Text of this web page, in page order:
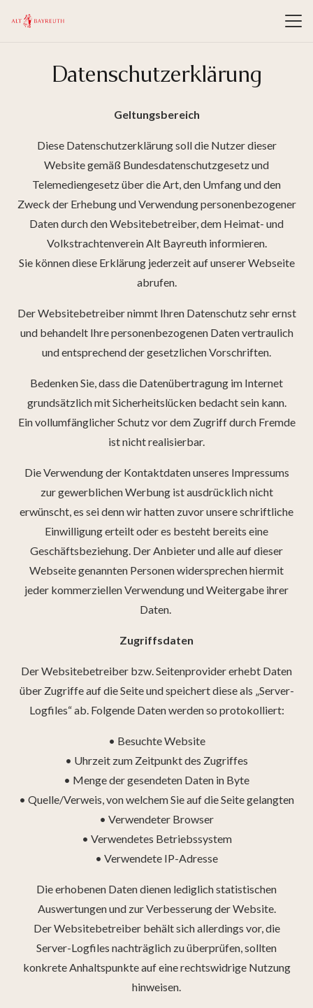
Datenschutzerklärung
Geltungsbereich
Diese Datenschutzerklärung soll die Nutzer dieser
Website gemäß Bundesdatenschutzgesetz und
Telemediengesetz über die Art, den Umfang und den
Zweck der Erhebung und Verwendung personenbezogener
Daten durch den Websitebetreiber, dem Heimat- und
Volkstrachtenverein Alt Bayreuth informieren.
Sie können diese Erklärung jederzeit auf unserer Webseite
abrufen.
Der Websitebetreiber nimmt Ihren Datenschutz sehr ernst
und behandelt Ihre personenbezogenen Daten vertraulich
und entsprechend der gesetzlichen Vorschriften.
Bedenken Sie, dass die Datenübertragung im Internet
grundsätzlich mit Sicherheitslücken bedacht sein kann.
Ein vollumfänglicher Schutz vor dem Zugriff durch Fremde
ist nicht realisierbar.
Die Verwendung der Kontaktdaten unseres Impressums
zur gewerblichen Werbung ist ausdrücklich nicht
erwünscht, es sei denn wir hatten zuvor unsere schriftliche
Einwilligung erteilt oder es besteht bereits eine
Geschäftsbeziehung. Der Anbieter und alle auf dieser
Webseite genannten Personen widersprechen hiermit
jeder kommerziellen Verwendung und Weitergabe ihrer
Daten.
Zugriffsdaten
Der Websitebetreiber bzw. Seitenprovider erhebt Daten
über Zugriffe auf die Seite und speichert diese als „Server-
Logfiles“ ab. Folgende Daten werden so protokolliert:
• Besuchte Website
• Uhrzeit zum Zeitpunkt des Zugriffes
• Menge der gesendeten Daten in Byte
• Quelle/Verweis, von welchem Sie auf die Seite gelangten
• Verwendeter Browser
• Verwendetes Betriebssystem
• Verwendete IP-Adresse
Die erhobenen Daten dienen lediglich statistischen
Auswertungen und zur Verbesserung der Website.
Der Websitebetreiber behält sich allerdings vor, die
Server-Logfiles nachträglich zu überprüfen, sollten
konkrete Anhaltspunkte auf eine rechtswidrige Nutzung
hinweisen.